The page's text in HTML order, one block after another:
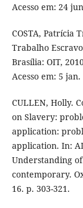
Acesso em: 24
COSTA, Patrícia
Trabalho
Brasília: OIT,
Acesso em: 5 jan.
CULLEN, Holly.
on Slavery:
application:
application. In:
Understanding
contemporary.
16. p. 303-321.